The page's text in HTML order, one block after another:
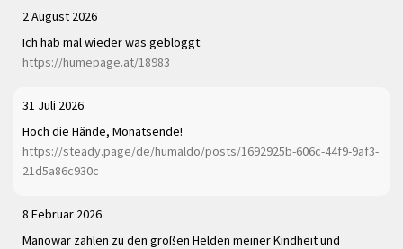
2 August 2026
Ich hab mal wieder was gebloggt:
https://humepage.at/18983
31 Juli 2026
Hoch die Hände, Monatsende!
https://steady.page/de/humaldo/posts/1692925b-606c-44f9-9af3-
21d5a86c930c
8 Februar 2026
Manowar zählen zu den großen Helden meiner Kindheit und